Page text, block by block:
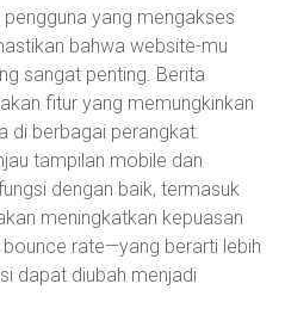
yang mengakses
bahwa website-mu
sangat penting. Berita
fitur yang memungkinkan
di berbagai perangkat.
tampilan mobile dan
dengan baik, termasuk
meningkatkan kepuasan
rate—yang berarti lebih
dapat diubah menjadi